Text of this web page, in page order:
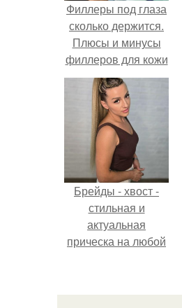
Филлеры под глаза
сколько держится.
Плюсы и минусы
филлеров для кожи
вокруг глаз
Брейды - хвост -
стильная и
актуальная
прическа на любой